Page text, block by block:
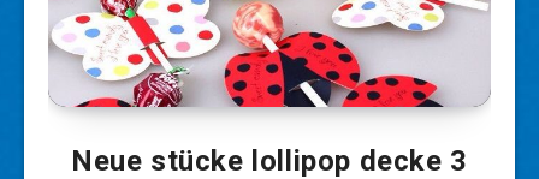
Neue stücke lollipop decke 3